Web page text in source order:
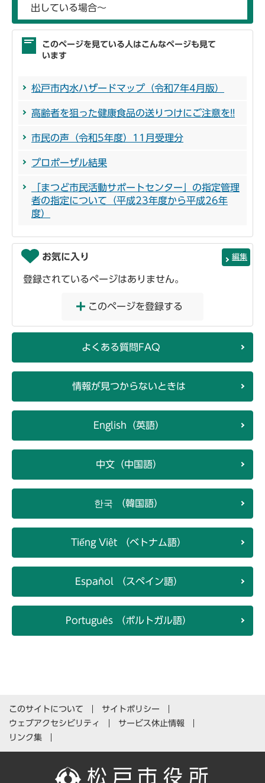
出している場合～
このページを見ている人はこんなページも見て
います
松戸市内水ハザードマップ（令和7年4月版）
高齢者を狙った健康食品の送りつけにご注意を!!
市民の声（令和5年度）11月受理分
プロポーザル結果
「まつど市民活動サポートセンター」の指定管理
者の指定について（平成23年度から平成26年
度）
お気に入り 編集
登録されているページはありません。
このページを登録する
よくある質問FAQ
情報が見つからないときは
English（英語）
中文（中国語）
한국 （韓国語）
Tiếng Việt （ベトナム語）
Español （スペイン語）
Português （ポルトガル語）
このサイトについて
サイトポリシー
ウェブアクセシビリティ
サービス休止情報
リンク集